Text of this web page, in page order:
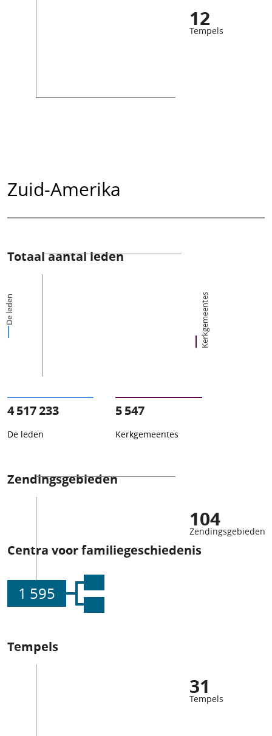
12
Tempels
Zuid-Amerika
Totaal aantal leden
De leden Kerkgemeentes
4 517 233
De leden
5 547
Kerkgemeentes
Zendingsgebieden
104
Zendingsgebieden
Centra voor familiegeschiedenis
1 595
Tempels
31
Tempels